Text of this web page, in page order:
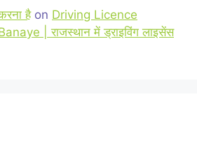
हैon Driving Licence
| राजस्थान में ड्राइविंग लाइसेंस